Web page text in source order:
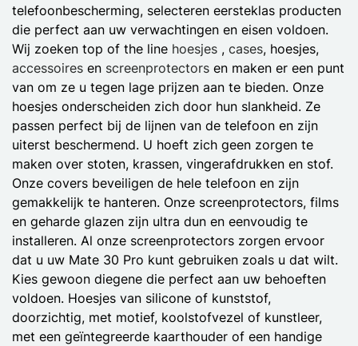
telefoonbescherming, selecteren eersteklas producten
die perfect aan uw verwachtingen en eisen voldoen.
Wij zoeken top of the line hoesjes , cases, hoesjes,
accessoires en screenprotectors en maken er een punt
van om ze u tegen lage prijzen aan te bieden. Onze
hoesjes onderscheiden zich door hun slankheid. Ze
passen perfect bij de lijnen van de telefoon en zijn
uiterst beschermend. U hoeft zich geen zorgen te
maken over stoten, krassen, vingerafdrukken en stof.
Onze covers beveiligen de hele telefoon en zijn
gemakkelijk te hanteren. Onze screenprotectors, films
en geharde glazen zijn ultra dun en eenvoudig te
installeren. Al onze screenprotectors zorgen ervoor
dat u uw Mate 30 Pro kunt gebruiken zoals u dat wilt.
Kies gewoon diegene die perfect aan uw behoeften
voldoen. Hoesjes van silicone of kunststof,
doorzichtig, met motief, koolstofvezel of kunstleer,
met een geïntegreerde kaarthouder of een handige